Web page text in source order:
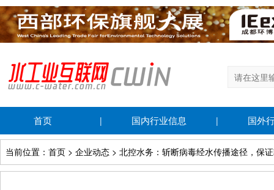
首页 | 国内行业信息 | 国外
当前位置：首页 > 企业动态 > 北控水务：斩断病毒经水传播途径，保